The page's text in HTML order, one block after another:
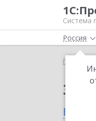
Система
Россия
Главная
в